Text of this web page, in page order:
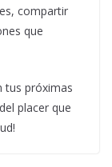
compartir
que
tus próximas
placer que